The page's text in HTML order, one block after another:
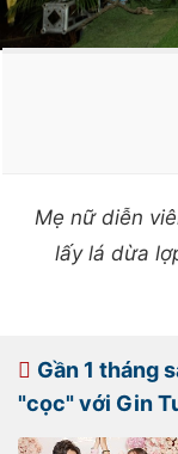
Mẹ nữ diễn
lấy lá dừa
Gần 1 tháng
"cọc" với Gin